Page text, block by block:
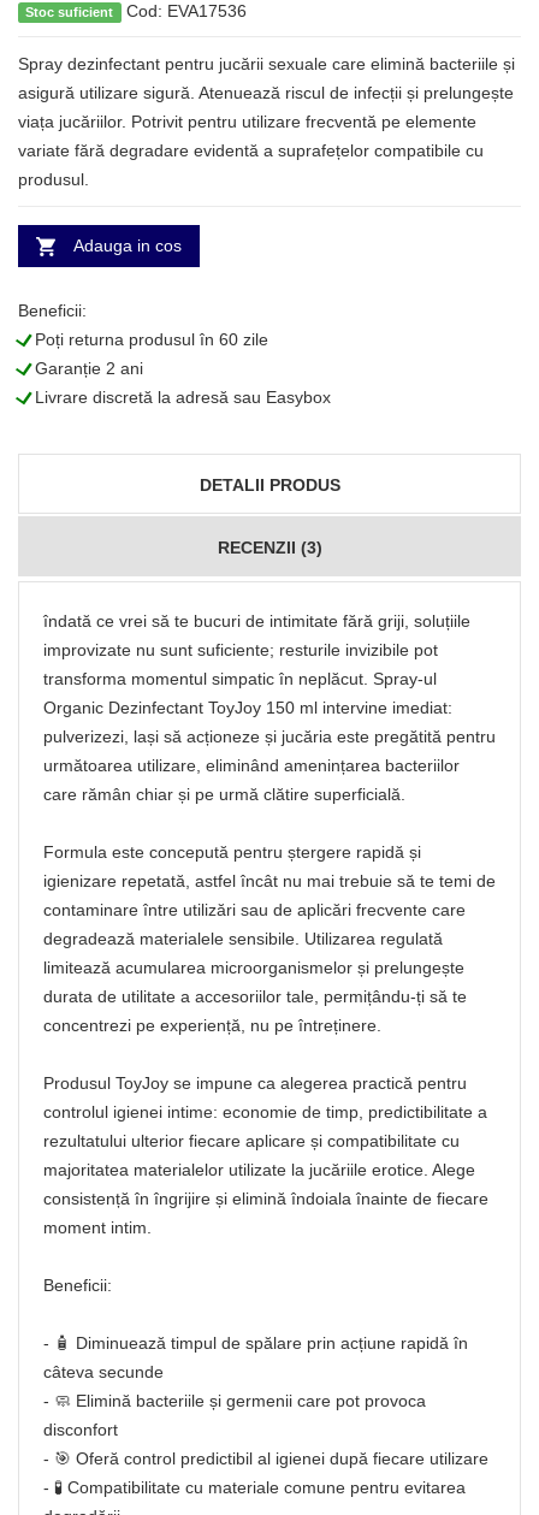
Stoc suficient Cod: EVA17536
Spray dezinfectant pentru jucării sexuale care elimină bacteriile și
asigură utilizare sigură. Atenuează riscul de infecții și prelungește
viața jucăriilor. Potrivit pentru utilizare frecventă pe elemente
variate fără degradare evidentă a suprafețelor compatibile cu
produsul.
Adauga in cos
Beneficii:
LPoți returna produsul în 60 zile
LGaranție 2 ani
LLivrare discretă la adresă sau Easybox
DETALII PRODUS
RECENZII (3)
îndată ce vrei să te bucuri de intimitate fără griji, soluțiile
improvizate nu sunt suficiente; resturile invizibile pot
transforma momentul simpatic în neplăcut. Spray-ul
Organic Dezinfectant ToyJoy 150 ml intervine imediat:
pulverizezi, lași să acționeze și jucăria este pregătită pentru
următoarea utilizare, eliminând amenințarea bacteriilor
care rămân chiar și pe urmă clătire superficială.
Formula este concepută pentru ștergere rapidă și
igienizare repetată, astfel încât nu mai trebuie să te temi de
contaminare între utilizări sau de aplicări frecvente care
degradează materialele sensibile. Utilizarea regulată
limitează acumularea microorganismelor și prelungește
durata de utilitate a accesoriilor tale, permițându-ți să te
concentrezi pe experiență, nu pe întreținere.
Produsul ToyJoy se impune ca alegerea practică pentru
controlul igienei intime: economie de timp, predictibilitate a
rezultatului ulterior fiecare aplicare și compatibilitate cu
majoritatea materialelor utilizate la jucăriile erotice. Alege
consistență în îngrijire și elimină îndoiala înainte de fiecare
moment intim.
Beneficii:
- 🧴 Diminuează timpul de spălare prin acțiune rapidă în
câteva secunde
- 🧼 Elimină bacteriile și germenii care pot provoca
disconfort
- 🎯 Oferă control predictibil al igienei după fiecare utilizare
- 🧪 Compatibilitate cu materiale comune pentru evitarea